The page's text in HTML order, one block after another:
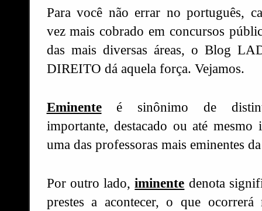
Para você não errar no português,
vez mais cobrado em concursos
das mais diversas áreas, o Blog
DIREITO dá aquela força. Vejamos.
Eminenteé sinônimo de
importante, destacado ou até
uma das professoras mais eminentes
Por outro lado, iminente denota
prestes a acontecer, o que